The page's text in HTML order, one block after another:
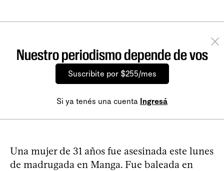
Nuestro periodismo depende de vos
Suscribite por $255/mes
Si ya tenés una cuenta Ingresá
Una mujer de 31 años fue asesinada este lunes
de madrugada en Manga. Fue baleada en